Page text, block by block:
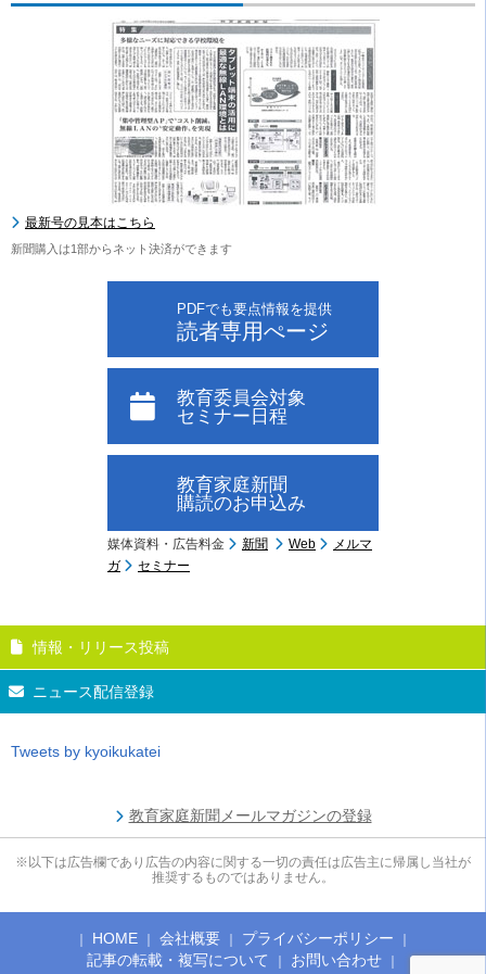
最新号の見本はこちら
新聞購入は1部からネット決済ができます
PDFでも要点情報を提供
読者専用ぺージ
教育委員会対象
セミナー日程
教育家庭新聞
購読のお申込み
媒体資料・広告料金 新聞 Web
メルマ
ガ
セミナー
情報・リリース投稿
ニュース配信登録
Tweets by kyoikukatei
教育家庭新聞メールマガジンの登録
※以下は広告欄であり広告の内容に関する一切の責任は広告主に帰属し当社が
推奨するものではありません。
HOME 会社概要
プライバシーポリシー
記事の転載・複写について
お問い合わせ